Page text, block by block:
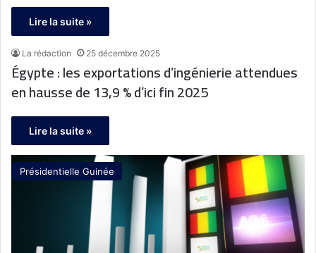
Lire la suite »
La rédaction 25 décembre 2025
Égypte : les exportations d’ingénierie attendues
en hausse de 13,9 % d’ici fin 2025
Lire la suite »
Présidentielle Guinée